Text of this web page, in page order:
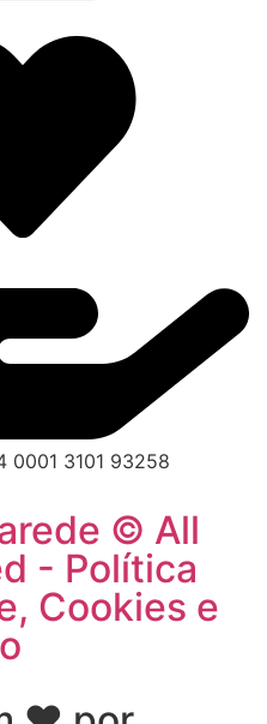
0001 3101 93258
© All
- Política
Cookies e